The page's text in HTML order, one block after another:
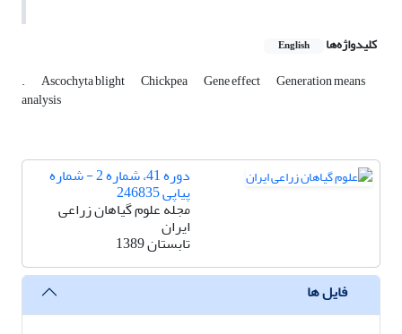
کلیدواژه‌ها English
. Ascochyta blight Chickpea Gene effect Generation means
analysis
دوره 41، شماره 2 - شماره
پیاپی 246835
مجله علوم گیاهان زراعی
ایران
تابستان 1389
فایل ها